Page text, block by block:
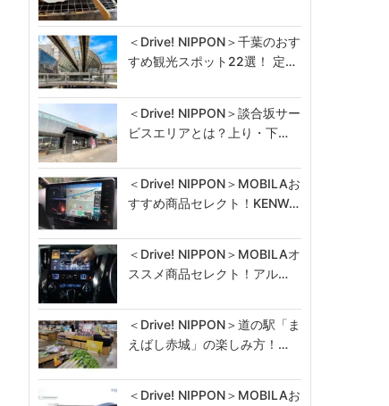
＜Drive! NIPPON＞千葉のおす
すめ観光スポット22選！ 定…
＜Drive! NIPPON＞談合坂サー
ビスエリアとは？上り・下…
＜Drive! NIPPON＞MOBILAお
すすめ商品セレクト！KENW…
＜Drive! NIPPON＞MOBILAオ
ススメ商品セレクト！アル…
＜Drive! NIPPON＞道の駅「ま
えばし赤城」の楽しみ方！…
＜Drive! NIPPON＞MOBILAお